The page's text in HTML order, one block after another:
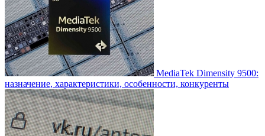
MediaTek Dimensity 9500:
назначение, характеристики, особенности, конкуренты